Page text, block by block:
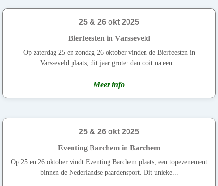
25 & 26 okt 2025
Bierfeesten in Varsseveld
Op zaterdag 25 en zondag 26 oktober vinden de Bierfeesten in
Varsseveld plaats, dit jaar groter dan ooit na een...
Meer info
25 & 26 okt 2025
Eventing Barchem in Barchem
Op 25 en 26 oktober vindt Eventing Barchem plaats, een topevenement
binnen de Nederlandse paardensport. Dit unieke...